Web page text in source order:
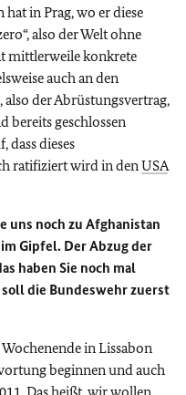
hat in Prag, wo er diese
also der Welt ohne
mittlerweile konkrete
auch an den
also der Abrüstungsvertrag,
bereits geschlossen
dass dieses
ratifiziert wird in denUSA
uns noch zu Afghanistan
Gipfel. Der Abzug der
haben Sie noch mal
die Bundeswehr zuerst
Wochenende in Lissabon
beginnen und auch